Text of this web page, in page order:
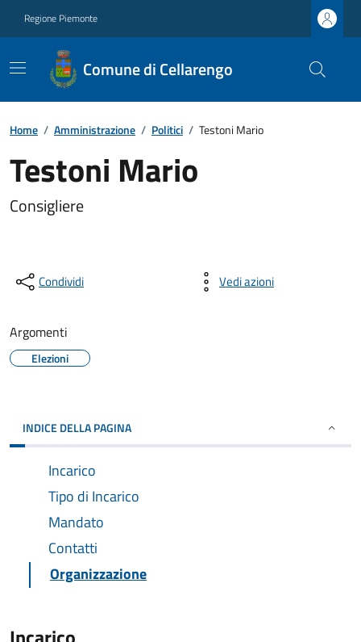
Regione Piemonte
Comune di Cellarengo
Home / Amministrazione / Politici / Testoni Mario
Testoni Mario
Consigliere
Condividi Vedi azioni
Argomenti
Elezioni
INDICE DELLA PAGINA
Incarico
Tipo di Incarico
Mandato
Contatti
Organizzazione